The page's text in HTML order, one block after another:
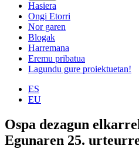
Hasiera
Ongi Etorri
Nor garen
Blogak
Harremana
Eremu pribatua
Lagundu gure proiektuetan!
ES
EU
Ospa dezagun
Egunaren 25.